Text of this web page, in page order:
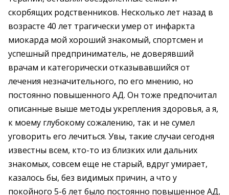
скорбящих родственников. Несколько лет назад в
возрасте 40 лет трагически умер от инфаркта
миокарда мой хороший знакомый, спортсмен и
успешный предприниматель, не доверявший
врачам и категорически отказывавшийся от
лечения незначительного, по его мнению, но
постоянно повышенного АД. Он тоже предпочитал
описанные выше методы укрепления здоровья, а я,
к моему глубокому сожалению, так и не сумел
уговорить его лечиться. Увы, такие случаи сегодня
известны всем, кто-то из близких или дальних
знакомых, совсем еще не старый, вдруг умирает,
казалось бы, без видимых причин, а что у
покойного 5-6 лет было постоянно повышенное АД,